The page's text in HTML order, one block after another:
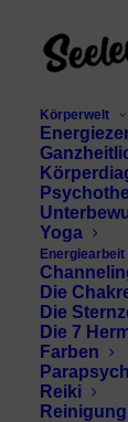
Körperwelt
Yoga
Energiearbeit
Die
Die
Die 7
Farben
Reiki